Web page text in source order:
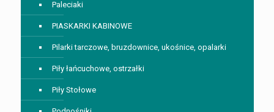
Paleciaki
PIASKARKI KABINOWE
Pilarki tarczowe, bruzdownice, ukośnice, opalarki
Piły łańcuchowe, ostrzałki
Piły Stołowe